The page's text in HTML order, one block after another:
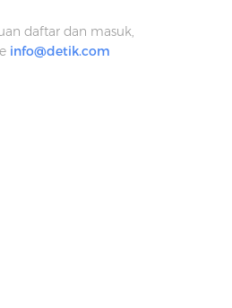
daftar dan masuk,
info@detik.com